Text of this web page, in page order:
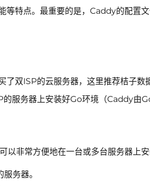
等特点。最重要的是，Caddy的配置
了双ISP的云服务器，这里推荐桔子
服务器上安装好Go环境（Caddy由
以非常方便地在一台或多台服务器上
务器。